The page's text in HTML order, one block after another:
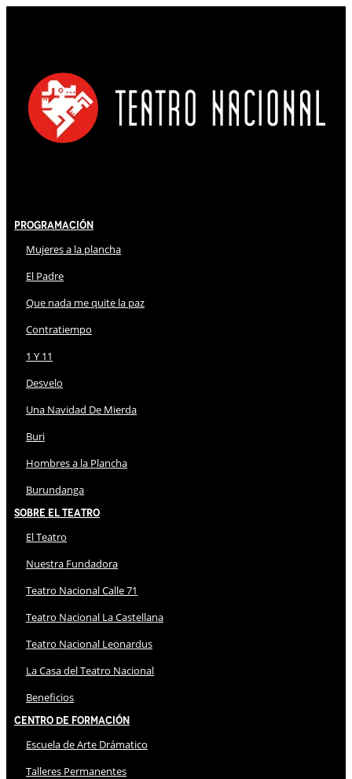
Programación
Mujeres a la plancha
El Padre
Que nada me quite la paz
Contratiempo
1 Y 11
Desvelo
Una Navidad De Mierda
Buri
Hombres a la Plancha
Burundanga
Sobre El Teatro
El Teatro
Nuestra Fundadora
Teatro Nacional Calle 71
Teatro Nacional La Castellana
Teatro Nacional Leonardus
La Casa del Teatro Nacional
Beneficios
Centro de Formación
Escuela de Arte Drámatico
Talleres Permanentes